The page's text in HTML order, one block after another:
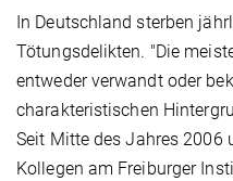
In Deutschland sterben
Tötungsdelikten. "Die
entweder verwandt oder
charakteristischen
Seit Mitte des Jahres 2006
Kollegen am Freiburger